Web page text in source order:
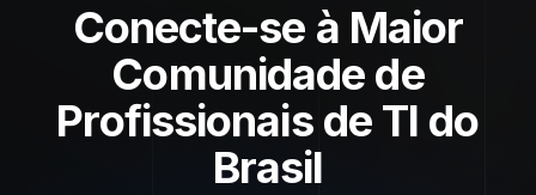
Conecte-se à Maior
Comunidade de
Profissionais de TI do
Brasil